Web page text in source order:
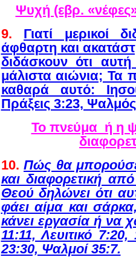
Ψυχή (εβρ.
9.
Γιατί μερικοί
άφθαρτη και
διδάσκουν ότι
μάλιστα αιώνια; Τα
καθαρά αυτό:
Πράξεις 3:23,
Το πνεύμα ή η
10. Πώς θα
και διαφορετική
Θεού δηλώνει ότι
φάει αίμα και
κάνει εργασία ή να
11:11, Λευιτικό 7:20,
23:30, Ψαλμοί 35:7.